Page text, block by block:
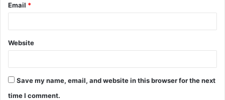
Email *
Website
Save my name, email, and website in this browser for the next
time I comment.